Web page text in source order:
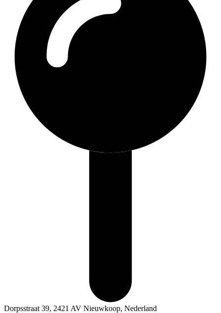
Dorpsstraat 39, 2421 AV Nieuwkoop, Nederland